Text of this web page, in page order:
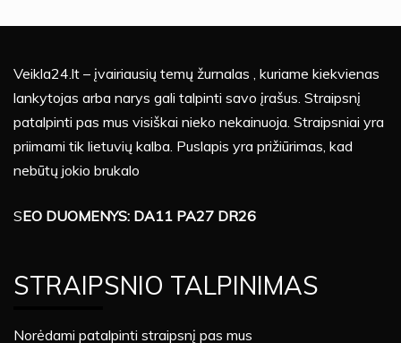
Veikla24.lt – įvairiausių temų žurnalas , kuriame kiekvienas
lankytojas arba narys gali talpinti savo įrašus. Straipsnį
patalpinti pas mus visiškai nieko nekainuoja. Straipsniai yra
priimami tik lietuvių kalba. Puslapis yra prižiūrimas, kad
nebūtų jokio brukalo
SEO DUOMENYS: DA11 PA27 DR26
STRAIPSNIO TALPINIMAS
Norėdami patalpinti straipsnį pas mus